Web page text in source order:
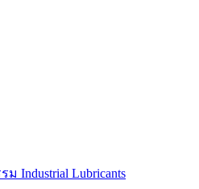
ม Industrial Lubricants